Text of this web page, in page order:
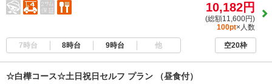
10,182円
(総額11,600円)
100pt×人数
7時台 8時台 9時台 他 空20枠
☆白樺コース☆土日祝日セルフ プラン （昼食付）